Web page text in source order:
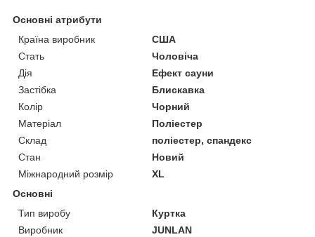
Основні атрибути
Країна виробник
США
Стать
Чоловіча
Дія
Ефект сауни
Застібка
Блискавка
Колір
Чорний
Матеріал
Поліестер
Склад
поліестер, спандекс
Стан
Новий
Міжнародний розмір
XL
Основні
Тип виробу
Куртка
Виробник
JUNLAN